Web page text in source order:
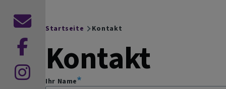
Breadcrumb
Startseite Kontakt
Kontakt
Ihr Name
Kontaktformular